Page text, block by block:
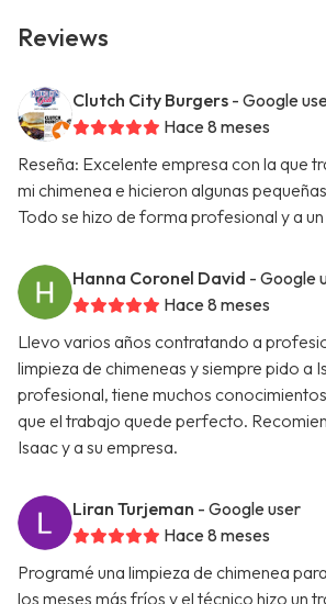
Reviews
Clutch City Burgers - Google
Hace 8 meses
Reseña: Excelente empresa con la que
mi chimenea e hicieron algunas
Todo se hizo de forma profesional y a
Hanna Coronel David - Google
Hace 8 meses
Llevo varios años contratando a
limpieza de chimeneas y siempre pido a
profesional, tiene muchos
que el trabajo quede perfecto.
Isaac y a su empresa.
Liran Turjeman - Google user
Hace 8 meses
Programé una limpieza de chimenea
los meses más fríos y el técnico hizo un